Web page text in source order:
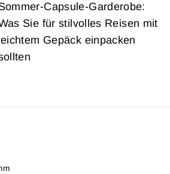
Capsule-Garderobe:
Sie für stilvolles Reisen mit
leichtem Gepäck einpacken